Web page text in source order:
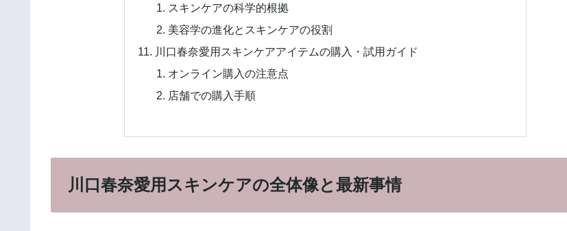
スキンケアの科学的根拠
美容学の進化とスキンケアの役割
川口春奈愛用スキンケアアイテムの購入・試用ガイド
オンライン購入の注意点
店舗での購入手順
川口春奈愛用スキンケアの全体像と最新事情